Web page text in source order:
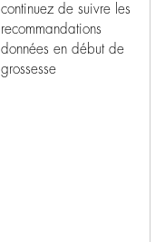
continuez de suivre les
recommandations
données en début de
grossesse